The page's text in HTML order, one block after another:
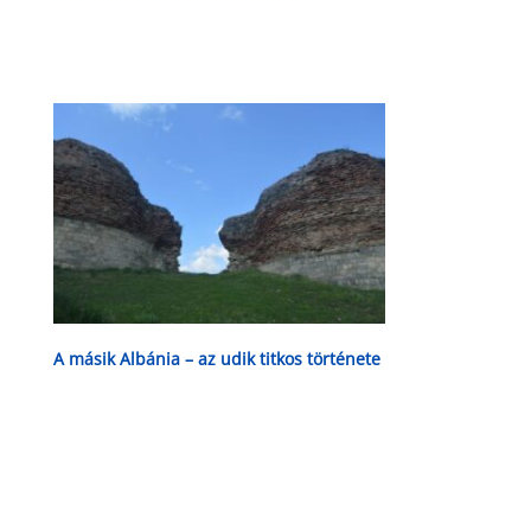
A másik Albánia – az udik titkos története